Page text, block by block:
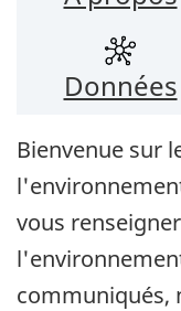
Données
Bienvenue sur
vous
communiqués,